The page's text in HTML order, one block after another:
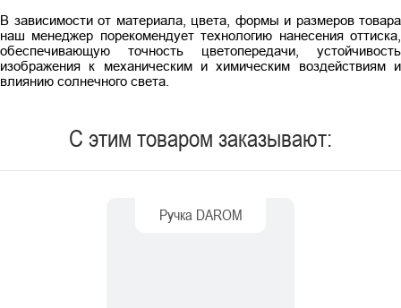
В зависимости от материала, цвета, формы и размеров товара
наш менеджер порекомендует технологию нанесения оттиска,
обеспечивающую точность цветопередачи, устойчивость
изображения к механическим и химическим воздействиям и
влиянию солнечного света.
С этим товаром заказывают:
Ручка DAROM